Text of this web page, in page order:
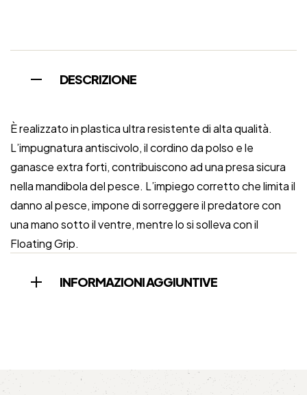
DESCRIZIONE
È realizzato in plastica ultra resistente di alta qualità.
L’impugnatura antiscivolo, il cordino da polso e le
ganasce extra forti, contribuiscono ad una presa sicura
nella mandibola del pesce. L’impiego corretto che limita il
danno al pesce, impone di sorreggere il predatore con
una mano sotto il ventre, mentre lo si solleva con il
Floating Grip.
INFORMAZIONI AGGIUNTIVE